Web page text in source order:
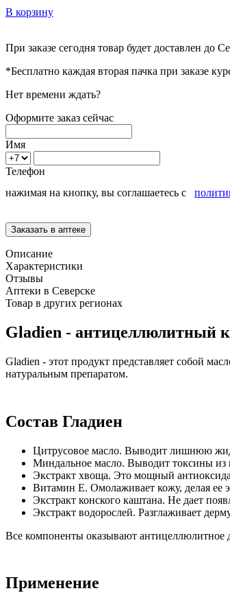
В корзину
При заказе сегодня товар будет доставлен до
*Бесплатно каждая вторая пачка при заказе
Нет времени ждать?
Оформите заказ сейчас
Имя
Телефон
нажимая на кнопку, вы соглашаетесь с
Описание
Характеристики
Отзывы
Аптеки в Северске
Товар в других регионах
Gladien - антицеллюлитный
Gladien - этот продукт представляет собой
натуральным препаратом.
Состав Гладиен
Цитрусовое масло. Выводит лишнюю
Миндальное масло. Выводит токсины из
Экстракт хвоща. Это мощный
Витамин Е. Омолаживает кожу, делая ее
Экстракт конского каштана. Не дает
Экстракт водорослей. Разглаживает
Все компоненты оказывают антицеллюлитное
Применение